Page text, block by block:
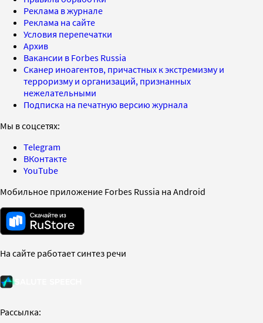
Реклама в журнале
Реклама на сайте
Условия перепечатки
Архив
Вакансии в Forbes Russia
Сканер иноагентов, причастных к экстремизму и
терроризму и организаций, признанных
нежелательными
Подписка на печатную версию журнала
Мы в соцсетях:
Telegram
ВКонтакте
YouTube
Мобильное приложение Forbes Russia на Android
На сайте работает синтез речи
Рассылка: